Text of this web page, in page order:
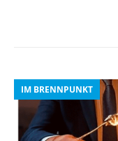
IM BRENNPUNKT